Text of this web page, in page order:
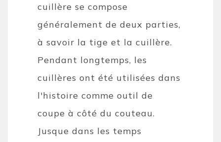
cuillère se compose
généralement de deux parties,
à savoir la tige et la cuillère.
Pendant longtemps, les
cuillères ont été utilisées dans
l'histoire comme outil de
coupe à côté du couteau.
Jusque dans les temps